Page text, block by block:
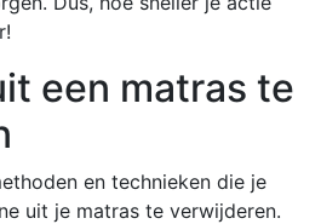
een matras te
en technieken die je
uit je matras te verwijderen.